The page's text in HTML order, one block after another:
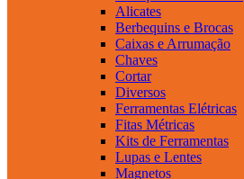
Alicates
Berbequins e Brocas
Caixas e Arrumação
Chaves
Cortar
Diversos
Ferramentas Elétricas
Fitas Métricas
Kits de Ferramentas
Lupas e Lentes
Magnetos